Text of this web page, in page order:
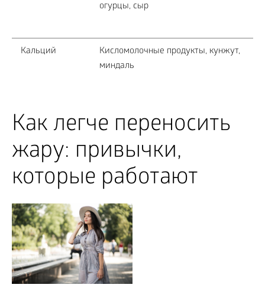
огурцы, сыр
Кальций
Кисломолочные продукты, кунжут,
миндаль
Как легче переносить
жару: привычки,
которые работают